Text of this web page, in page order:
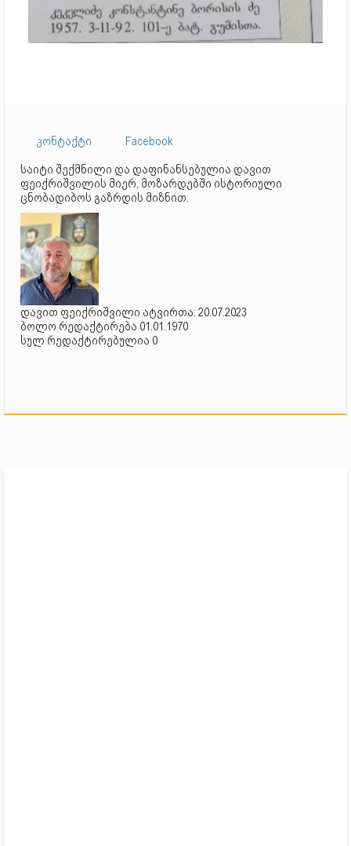
კონტაქტი
Facebook
საიტი შექმნილი და დაფინანსებულია დავით
ფეიქრიშვილის მიერ, მოზარდებში ისტორიული
ცნობადიბოს გაზრდის მიზნით.
დავით ფეიქრიშვილი ატვირთა: 20.07.2023
ბოლო რედაქტირება 01.01.1970
სულ რედაქტირებულია 0